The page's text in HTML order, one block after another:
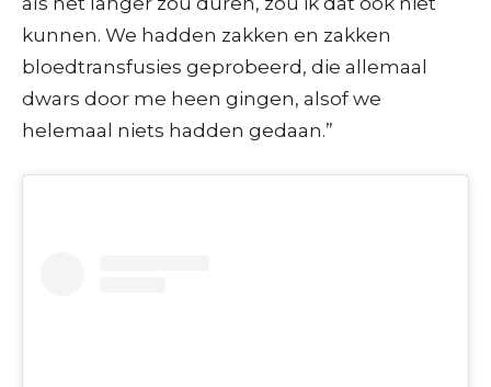
kunnen. We hadden zakken en zakken
bloedtransfusies geprobeerd, die allemaal
dwars door me heen gingen, alsof we
helemaal niets hadden gedaan.”